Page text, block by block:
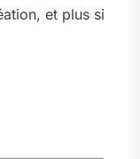
et plus si